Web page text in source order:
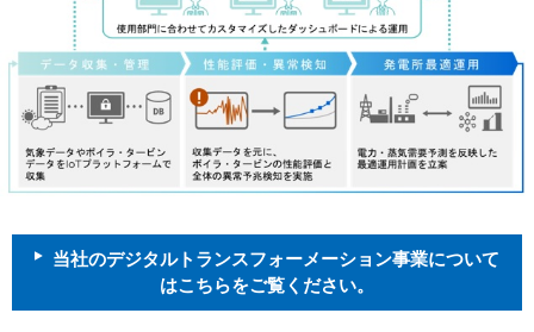
当社のデジタルトランスフォーメーション事業について
はこちらをご覧ください。